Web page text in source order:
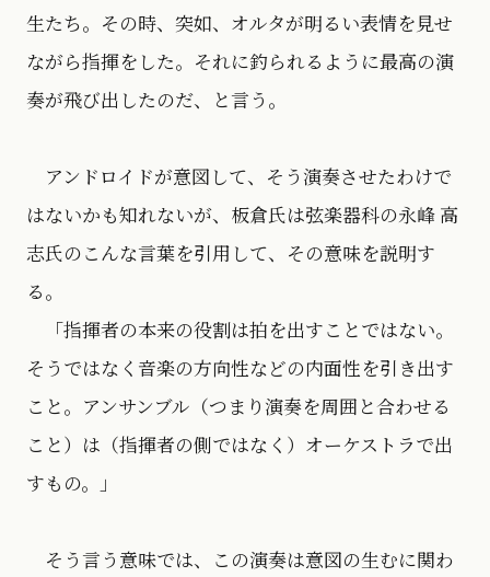
生たち。その時、突如、オルタが明るい表情を見せ
ながら指揮をした。それに釣られるように最高の演
奏が飛び出したのだ、と言う。
アンドロイドが意図して、そう演奏させたわけで
はないかも知れないが、板倉氏は弦楽器科の永峰 高
志氏のこんな言葉を引用して、その意味を説明す
る。
「指揮者の本来の役割は拍を出すことではない。
そうではなく音楽の方向性などの内面性を引き出す
こと。アンサンブル（つまり演奏を周囲と合わせる
こと）は（指揮者の側ではなく）オーケストラで出
すもの。」
そう言う意味では、この演奏は意図の生むに関わ